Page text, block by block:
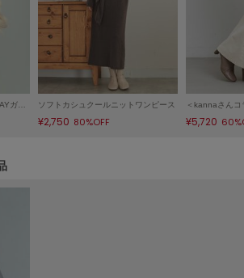
ー
＜木村りかこさんコラボ＞2WAYガーターデザインレーストップス ソフトカシュクールニットワンピース
¥2,750 80%OFF ¥5,720